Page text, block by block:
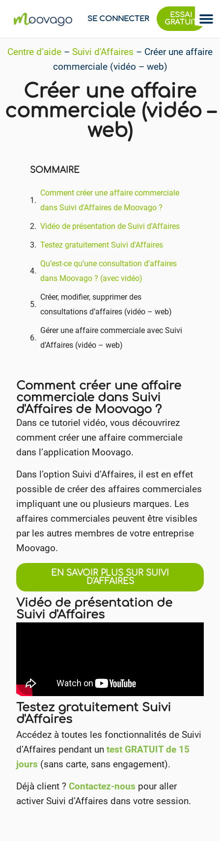
SE CONNECTER
ESSAI
GRATUIT
Centre d’aide – Suivi d'Affaires – Créer une affaire
commerciale (vidéo – web)
Créer une affaire
commerciale (vidéo –
web)
SOMMAIRE
Comment créer une affaire commerciale
dans Suivi d'Affaires de Moovago ?
Vidéo de présentation de Suivi d'Affaires
Testez gratuitement Suivi d'Affaires
Qu’est-ce qu’une consultation d’affaires
dans Moovago ? (avec vidéo)
Créer, modifier, supprimer des
consultations d’affaires (vidéo – web)
Gérer une affaire commerciale avec Suivi
d’Affaires (vidéo – web)
Comment créer une affaire
commerciale dans Suivi
d'Affaires de Moovago ?
Dans ce tutoriel vidéo, vous découvrirez
comment créer une affaire commerciale
dans l’application Moovago.
Dans l’option Suivi d’Affaires, il est en effet
possible de créer des affaires commerciales
impliquant une ou plusieurs marques. Les
affaires commerciales peuvent être visibles
par les autres membres de votre entreprise
Moovago.
EN SAVOIR PLUS SUR SUIVI
D'AFFAIRES
Vidéo de présentation de
Suivi d'Affaires
Testez gratuitement Suivi
d'Affaires
Accédez à toutes les fonctionnalités de Suivi
d’Affaires pendant untest GRATUIT de 15
jours (sans carte, sans engagement).
Déjà client ?Contactez-nous pour aller
activer Suivi d’Affaires dans votre session.